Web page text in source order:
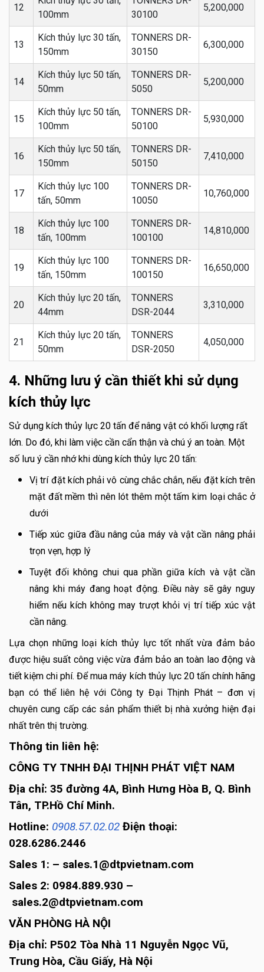
12
100mm
30100
5,200,000
13
Kích thủy lực 30 tấn,
150mm
TONNERS DR-
30150
6,300,000
14
Kích thủy lực 50 tấn,
50mm
TONNERS DR-
5050
5,200,000
15
Kích thủy lực 50 tấn,
100mm
TONNERS DR-
50100
5,930,000
16
Kích thủy lực 50 tấn,
150mm
TONNERS DR-
50150
7,410,000
17
Kích thủy lực 100
tấn, 50mm
TONNERS DR-
10050
10,760,000
18
Kích thủy lực 100
tấn, 100mm
TONNERS DR-
100100
14,810,000
19
Kích thủy lực 100
tấn, 150mm
TONNERS DR-
100150
16,650,000
20
Kích thủy lực 20 tấn,
44mm
TONNERS
DSR-2044
3,310,000
21
Kích thủy lực 20 tấn,
50mm
TONNERS
DSR-2050
4,050,000
4. Những lưu ý cần thiết khi sử dụng
kích thủy lực
Sử dụng kích thủy lực 20 tấn để nâng vật có khối lượng rất
lớn. Do đó, khi làm việc cần cẩn thận và chú ý an toàn. Một
số lưu ý cần nhớ khi dùng kích thủy lực 20 tấn:
Vị trí đặt kích phải vô cùng chắc chắn, nếu đặt kích trên
mặt đất mềm thì nên lót thêm một tấm kim loại chắc ở
dưới
Tiếp xúc giữa đầu nâng của máy và vật cần nâng phải
trọn vẹn, hợp lý
Tuyệt đối không chui qua phần giữa kích và vật cần
nâng khi máy đang hoạt động. Điều này sẽ gây nguy
hiểm nếu kích không may trượt khỏi vị trí tiếp xúc vật
cần nâng.
Lựa chọn những loại kích thủy lực tốt nhất vừa đảm bảo
được hiệu suất công việc vừa đảm bảo an toàn lao động và
tiết kiệm chi phí. Để mua máy kích thủy lực 20 tấn chính hãng
bạn có thể liên hệ với Công ty Đại Thịnh Phát – đơn vị
chuyên cung cấp các sản phẩm thiết bị nhà xưởng hiện đại
nhất trên thị trường.
Thông tin liên hệ:
CÔNG TY TNHH ĐẠI THỊNH PHÁT VIỆT NAM
Địa chỉ: 35 đường 4A, Bình Hưng Hòa B, Q. Bình
Tân, TP.Hồ Chí Minh.
Hotline: 0908.57.02.02 Điện thoại:
028.6286.2446
Sales 1: – sales.1@dtpvietnam.com
Sales 2: 0984.889.930 –
sales.2@dtpvietnam.com
VĂN PHÒNG HÀ NỘI
Địa chỉ: P502 Tòa Nhà 11 Nguyễn Ngọc Vũ,
Trung Hòa, Cầu Giấy, Hà Nội